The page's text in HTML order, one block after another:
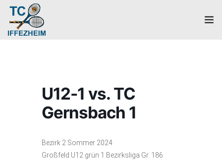
U12-1 vs. TC
Gernsbach 1
Bezirk 2 Sommer 2024
Großfeld U12 grün 1.Bezirksliga Gr. 186